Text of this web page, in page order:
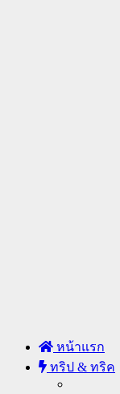
หน้าแรก
ทริป & ทริค